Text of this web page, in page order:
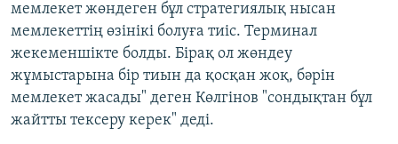
мемлекет жөндеген бұл стратегиялық нысан
мемлекеттің өзінікі болуға тиіс. Терминал
жекеменшікте болды. Бірақ ол жөндеу
жұмыстарына бір тиын да қосқан жоқ, бәрін
мемлекет жасады" деген Көлгінов "сондықтан бұл
жайтты тексеру керек" деді.